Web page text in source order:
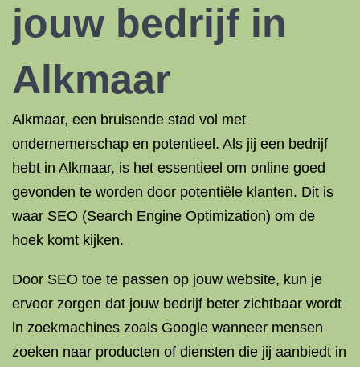
jouw bedrijf in
Alkmaar
Alkmaar, een bruisende stad vol met
ondernemerschap en potentieel. Als jij een bedrijf
hebt in Alkmaar, is het essentieel om online goed
gevonden te worden door potentiële klanten. Dit is
waar SEO (Search Engine Optimization) om de
hoek komt kijken.
Door SEO toe te passen op jouw website, kun je
ervoor zorgen dat jouw bedrijf beter zichtbaar wordt
in zoekmachines zoals Google wanneer mensen
zoeken naar producten of diensten die jij aanbiedt in